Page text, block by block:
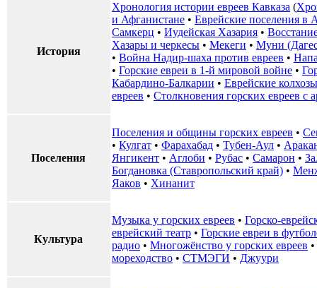
История
Хронология истории евреев Кавказа (
и Афганистане • Еврейские поселения в
Самкерц • Иудейская Хазария •
Хазары и черкесы • Мекеги • Муни
• Война Надир-шаха против евреев •
• Горские евреи в 1-й мировой войне •
Кабардино-Балкарии • Еврейские
евреев • Столкновения горских евреев с
Поселения
Поселения и общины горских евреев •
• Кулгат • Фарахабад • Тубен-Аул •
Янгикент • Аглоби • Рубас • Самарон •
Богдановка (Ставропольский край) •
Яаков • Хинанит
Культура
Музыка у горских евреев • Горско-
еврейский театр • Горские евреи в
радио • Многожёнство у горских евреев •
мореходство • СТМЭГИ • Джуури